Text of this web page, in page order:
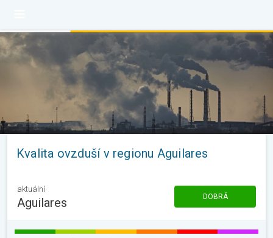
Kvalita ovzduší v regionu Aguilares
aktuální
Aguilares DOBRÁ